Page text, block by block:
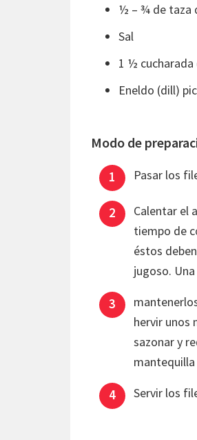
½ – ¾ de taza
Sal
1 ½
Eneldo (dill)
Modo de
Pasar los
Calentar el
tiempo de
éstos
jugoso.
hervir unos
sazonar y
Servir los